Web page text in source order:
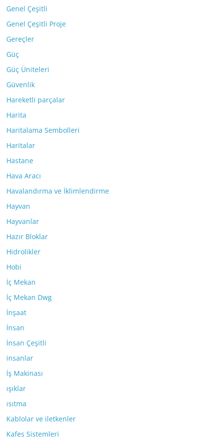
Genel Çeşitli
Genel Çeşitli Proje
Gereçler
Güç
Güç Üniteleri
Güvenlik
Hareketli parçalar
Harita
Haritalama Sembolleri
Haritalar
Hastane
Hava Aracı
Havalandırma ve İklimlendirme
Hayvan
Hayvanlar
Hazır Bloklar
Hidrolikler
Hobi
İç Mekan
İç Mekan Dwg
İnşaat
İnsan
İnsan Çeşitli
insanlar
İş Makinası
ışıklar
ısıtma
Kablolar ve iletkenler
Kafes Sistemleri